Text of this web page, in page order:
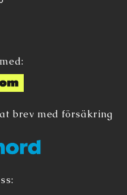
brev med försäkring